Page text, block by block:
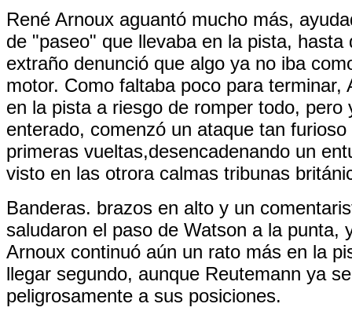
René Arnoux aguantó mucho más,
de "paseo" que llevaba en la pista, hasta
extraño denunció que algo ya no iba
motor. Como faltaba poco para terminar,
en la pista a riesgo de romper todo, pero
enterado, comenzó un ataque tan
primeras vueltas,desencadenando un
visto en las otrora calmas tribunas
Banderas. brazos en alto y un
saludaron el paso de Watson a la punta,
Arnoux continuó aún un rato más en la
llegar segundo, aunque Reutemann ya
peligrosamente a sus posiciones.